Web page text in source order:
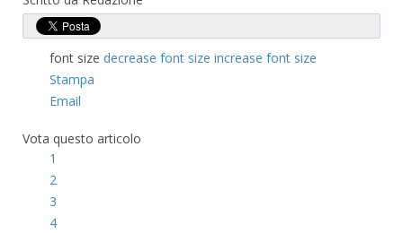
font size decrease font size increase font size
Stampa
Email
Vota questo articolo
1
2
3
4